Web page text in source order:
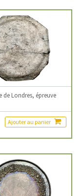
de Londres, épreuve
Ajouter au panier